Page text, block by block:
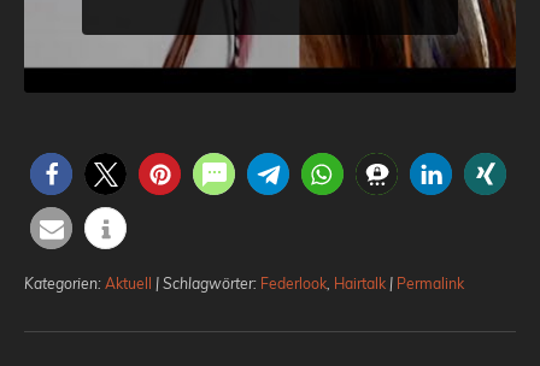
Kategorien: Aktuell | Schlagwörter: Federlook Hairtalk | Permalink